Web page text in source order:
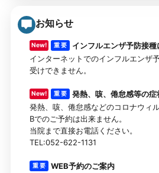
お知らせ
New! 重 要
インフルエンザ予防接種
インターネットでのインフルエンザ
受けできません。
New! 重 要
発熱、咳、倦怠感等の
発熱、咳、倦怠感などのコロナウィ
Bでのご予約は出来ません。
当院まで直接お電話ください。
TEL:052-622-1131
重 要
WEB予約のご案内